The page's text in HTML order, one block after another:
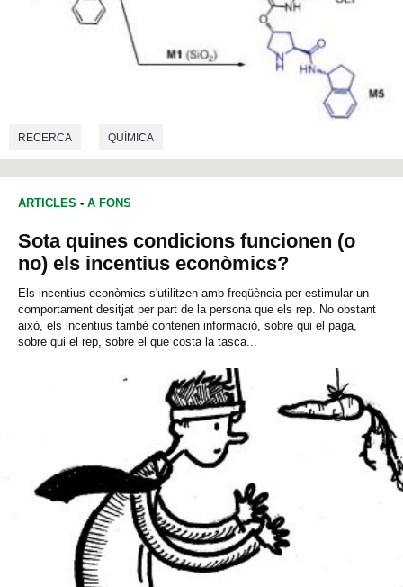
RECERCA QUÍMICA
ARTICLES - A FONS
Sota quines condicions funcionen (o
no) els incentius econòmics?
Els incentius econòmics s'utilitzen amb freqüència per estimular un
comportament desitjat per part de la persona que els rep. No obstant
això, els incentius també contenen informació, sobre qui el paga,
sobre qui el rep, sobre el que costa la tasca...